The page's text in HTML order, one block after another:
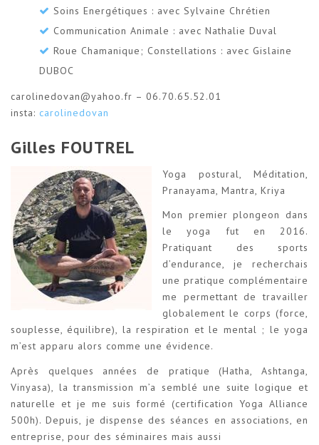
Soins Energétiques : avec Sylvaine Chrétien
Communication Animale : avec Nathalie Duval
Roue Chamanique; Constellations : avec Gislaine
DUBOC
carolinedovan@yahoo.fr – 06.70.65.52.01
insta: carolinedovan
Gilles FOUTREL
Yoga postural, Méditation,
Pranayama, Mantra, Kriya
Mon premier plongeon dans
le yoga fut en 2016.
Pratiquant des sports
d’endurance, je recherchais
une pratique complémentaire
me permettant de travailler
globalement le corps (force,
souplesse, équilibre), la respiration et le mental ; le yoga
m’est apparu alors comme une évidence.
Après quelques années de pratique (Hatha, Ashtanga,
Vinyasa), la transmission m’a semblé une suite logique et
naturelle et je me suis formé (certification Yoga Alliance
500h). Depuis, je dispense des séances en associations, en
entreprise, pour des séminaires mais aussi